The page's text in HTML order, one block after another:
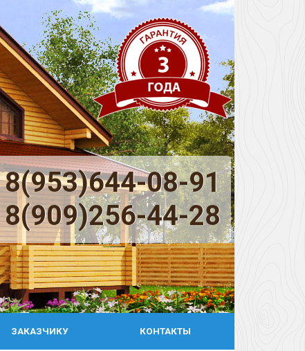
8(953)644-08-91
8(909)256-44-28
ЗАКАЗЧИКУ КОНТАКТЫ